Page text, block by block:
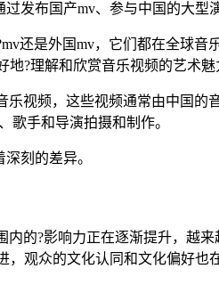
发布国产mv、参与中国的大型
还是外国mv，它们都在全球音
?理解和欣赏音乐视频的艺术魅
视频，这些视频通常由中国
歌手和导演拍摄和制作。
刻的差异。
内的?影响力正在逐渐提升，
观众的文化认同和文化偏好也